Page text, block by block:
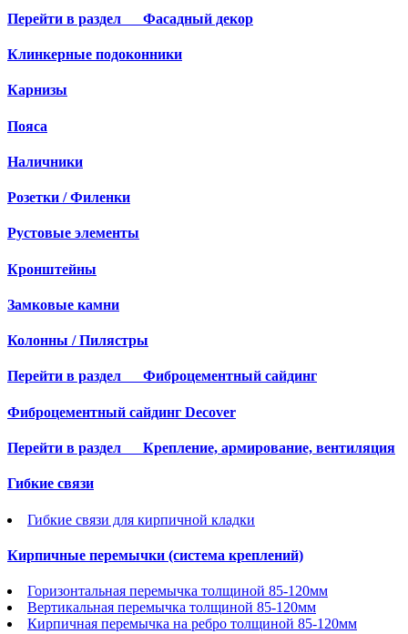
Перейти в раздел Фасадный декор
Клинкерные подоконники
Карнизы
Пояса
Наличники
Розетки / Филенки
Рустовые элементы
Кронштейны
Замковые камни
Колонны / Пилястры
Перейти в раздел Фиброцементный сайдинг
Фиброцементный сайдинг Decover
Перейти в раздел Крепление, армирование, вентиляция
Гибкие связи
Гибкие связи для кирпичной кладки
Кирпичные перемычки (система креплений)
Горизонтальная перемычка толщиной 85-120мм
Вертикальная перемычка толщиной 85-120мм
Кирпичная перемычка на ребро толщиной 85-120мм